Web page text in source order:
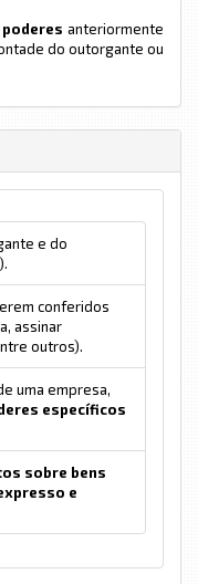
anteriormente
do outorgante ou
e do
conferidos
assinar
outros).
uma empresa,
específicos
sobre bens
e